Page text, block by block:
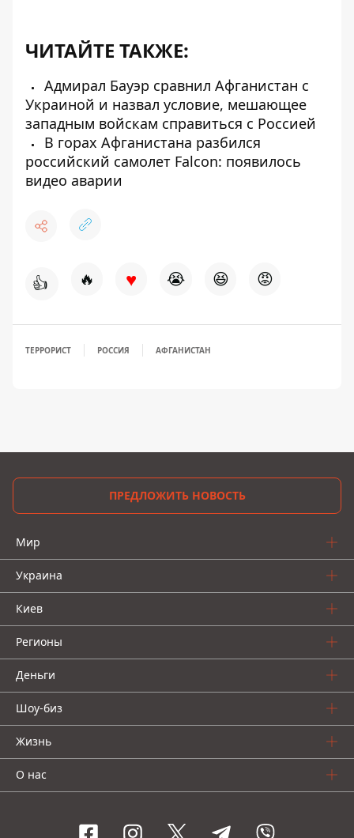
ЧИТАЙТЕ ТАКЖЕ:
Адмирал Бауэр сравнил Афганистан с
Украиной и назвал условие, мешающее
западным войскам справиться с Россией
В горах Афганистана разбился
российский самолет Falcon: появилось
видео аварии
👍 🔥 ♥ 😭 😆 😡
ТЕРРОРИСТ РОССИЯ АФГАНИСТАН
ПРЕДЛОЖИТЬ НОВОСТЬ
Мир
Украина
Киев
Регионы
Деньги
Шоу-биз
Жизнь
О нас